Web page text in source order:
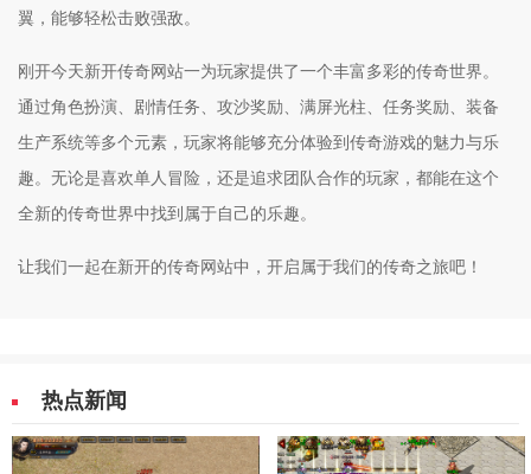
翼，能够轻松击败强敌。
刚开今天新开传奇网站一为玩家提供了一个丰富多彩的传奇世界。
通过角色扮演、剧情任务、攻沙奖励、满屏光柱、任务奖励、装备
生产系统等多个元素，玩家将能够充分体验到传奇游戏的魅力与乐
趣。无论是喜欢单人冒险，还是追求团队合作的玩家，都能在这个
全新的传奇世界中找到属于自己的乐趣。
让我们一起在新开的传奇网站中，开启属于我们的传奇之旅吧！
热点新闻